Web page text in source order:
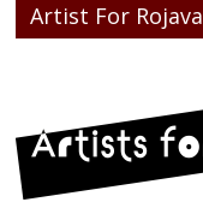
Artist For Rojava